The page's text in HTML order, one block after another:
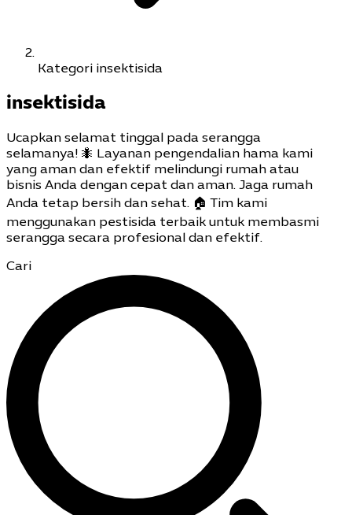
Kategori insektisida
insektisida
Ucapkan selamat tinggal pada serangga
selamanya! 🐜 Layanan pengendalian hama kami
yang aman dan efektif melindungi rumah atau
bisnis Anda dengan cepat dan aman. Jaga rumah
Anda tetap bersih dan sehat. 🏠 Tim kami
menggunakan pestisida terbaik untuk membasmi
serangga secara profesional dan efektif.
Cari